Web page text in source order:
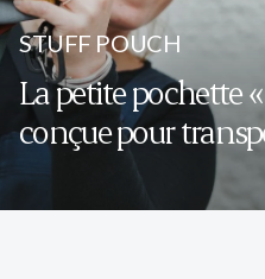
STUFF POUCH
La petite pochette
conçue pour